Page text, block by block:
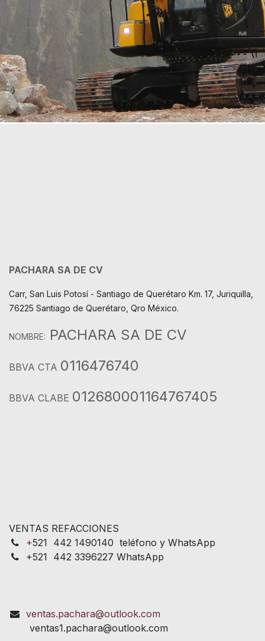
PACHARA SA DE CV
Carr, San Luis Potosí - Santiago de Querétaro Km. 17, Juriquilla,
76225 Santiago de Querétaro, Qro México.
NOMBRE: PACHARA SA DE CV
BBVA CTA 0116476740
BBVA CLABE 012680001164767405
VENTAS REFACCIONES
+521 442 1490140 teléfono y WhatsApp
+521 442 3396227 WhatsApp
ventas.pachara@outlook.com
ventas1.pachara@outlook.com